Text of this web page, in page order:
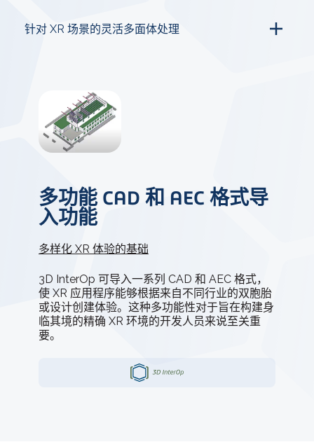
针对 XR 场景的灵活多面体处理
多功能 CAD 和 AEC 格式导
入功能
多样化 XR 体验的基础
3D InterOp 可导入一系列 CAD 和 AEC 格式，
使 XR 应用程序能够根据来自不同行业的双胞胎
或设计创建体验。这种多功能性对于旨在构建身
临其境的精确 XR 环境的开发人员来说至关重
要。